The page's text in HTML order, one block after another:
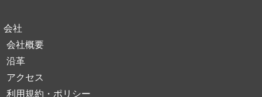
会社
会社概要
沿革
アクセス
利用規約・ポリシー